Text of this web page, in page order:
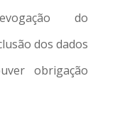
do
dos dados
obrigação